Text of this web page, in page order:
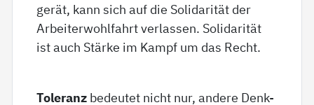
gerät, kann sich auf die Solidarität der
Arbeiterwohlfahrt verlassen. Solidarität
ist auch Stärke im Kampf um das Recht.
Toleranz bedeutet nicht nur, andere Denk-